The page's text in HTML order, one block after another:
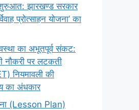
झारखण्ड सरकार
प्रोत्साहन योजना’ का
का अभूतपूर्व संकट:
नौकरी पर लटकती
नियमावली की
का अंधकार
(Lesson Plan)